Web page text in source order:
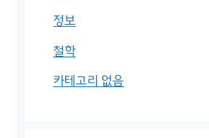
정보
철학
카테고리 없음